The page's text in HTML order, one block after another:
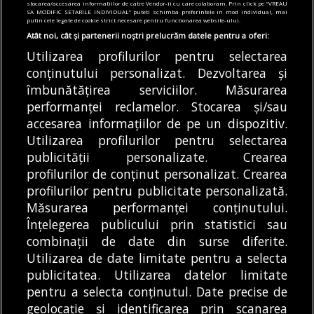
„fapta nu este prevăzută
de legea penală” |
Libertatea
Dosarul privind
moartea Anei Oroș,
femeia care a fost ucisă
de o...
REDACȚIA BULETIN DE
BUCUREȘTI
A1, cea care va lega
Bucureștiul de Sibiu.
Când ar putea fi finalizat
acest tronson
A început turnarea
asfaltului de uzură pe
ultimii metri din
Secțiunea 4...
DEDENIZ GARGULI 04/08/2026
MODIFICĂ SETĂRILE COOKIES
© Copyright 2025 - Buletin de București.
Găzduit dePresslabs.com. Powered by TRS Design.
Despre
Noi
Media
Kit
Politică De
Confidențialitate
Cookie
Policy (EU)
Cookie
Policy
stocarea/accesarea informatiilor de catre Vendor-ii cu care colaboram. Prin click pe “VREAU
SA MODIFIC SETARILE INDIVIDUAL” puteti schimba preferintele in mod individual, mai
putin cele legate de cookie strict necesare pentru functionarea website-ului.
Atât noi, cât și partenerii noștri prelucrăm datele pentru a oferi:
Utilizarea profilurilor pentru selectarea
conținutului personalizat. Dezvoltarea și
îmbunătățirea serviciilor. Măsurarea
performanței reclamelor. Stocarea și/sau
accesarea informațiilor de pe un dispozitiv.
Utilizarea profilurilor pentru selectarea
publicității personalizate. Crearea
profilurilor de conținut personalizat. Crearea
profilurilor pentru publicitate personalizată.
Măsurarea performanței conținutului.
Înțelegerea publicului prin statistici sau
combinații de date din surse diferite.
Utilizarea de date limitate pentru a selecta
publicitatea. Utilizarea datelor limitate
pentru a selecta conținutul. Date precise de
geolocație și identificarea prin scanarea